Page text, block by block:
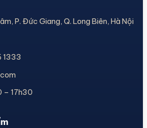
P. Đức Giang, Q. Long Biên, Hà Nội
1333
– 17h30